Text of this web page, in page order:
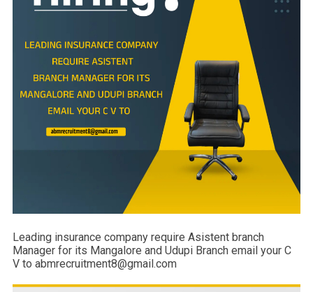
Leading insurance company require Asistent branch
Manager for its Mangalore and Udupi Branch email your C
V to abmrecruitment8@gmail.com